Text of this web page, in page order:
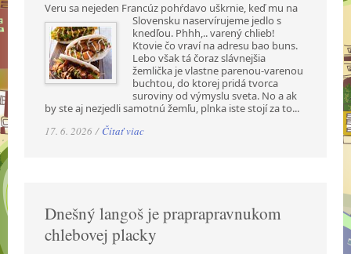
Veru sa nejeden Francúz pohŕdavo uškrnie, keď mu na
Slovensku naservírujeme jedlo s
knedľou. Phhh,.. varený chlieb!
Ktovie čo vraví na adresu bao buns.
Lebo však tá čoraz slávnejšia
žemlička je vlastne parenou-varenou
buchtou, do ktorej pridá tvorca
suroviny od výmyslu sveta. No a ak
by ste aj nezjedli samotnú žemľu, plnka iste stojí za to...
17. 6. 2026 / Čítať viac
Dnešný langoš je praprapravnukom
chlebovej placky